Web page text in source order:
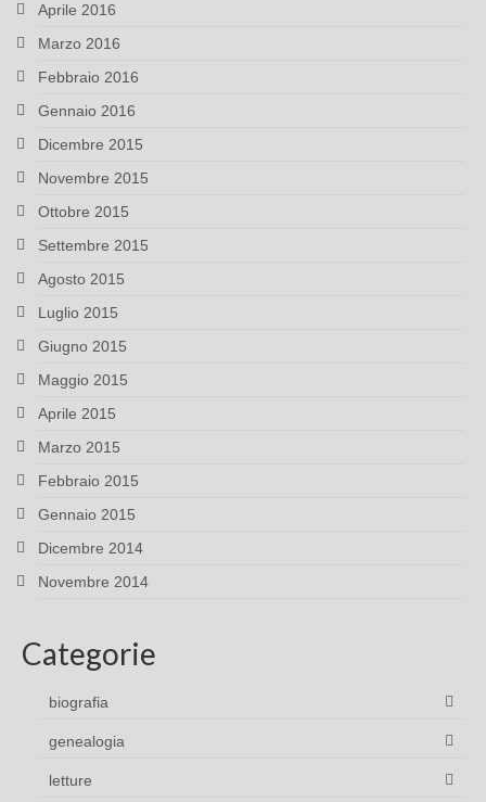
Aprile 2016
Marzo 2016
Febbraio 2016
Gennaio 2016
Dicembre 2015
Novembre 2015
Ottobre 2015
Settembre 2015
Agosto 2015
Luglio 2015
Giugno 2015
Maggio 2015
Aprile 2015
Marzo 2015
Febbraio 2015
Gennaio 2015
Dicembre 2014
Novembre 2014
Categorie
biografia
genealogia
letture